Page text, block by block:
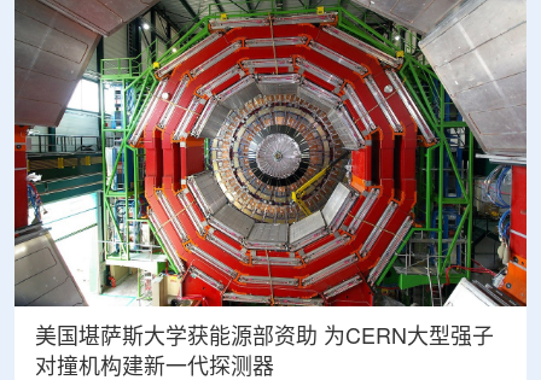
美国堪萨斯大学获能源部资助 为CERN大型强子
对撞机构建新一代探测器